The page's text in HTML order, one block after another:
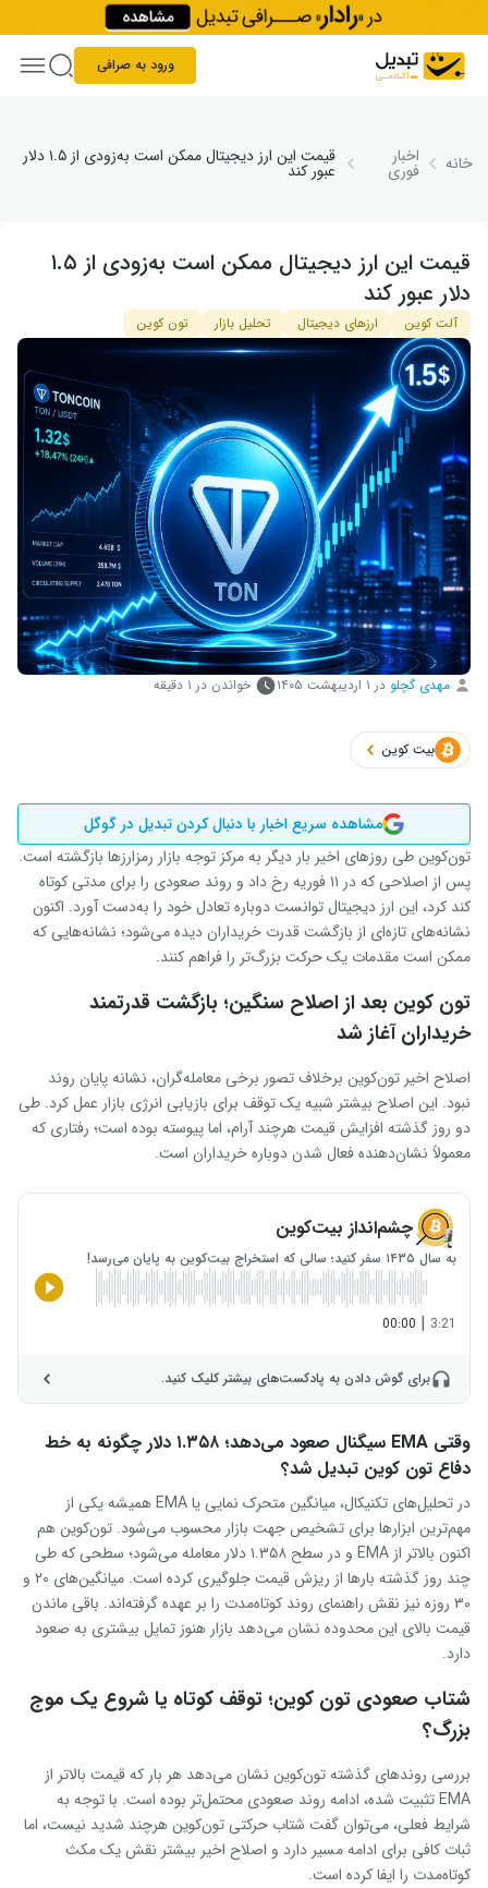
Skip to content
ورود به صرافی
خانه اخبار
فوری
قیمت این ارز دیجیتال ممکن است به‌زودی از ۱.۵ دلار
عبور کند
قیمت این ارز دیجیتال ممکن است به‌زودی از ۱.۵
دلار عبور کند
آلت کوین ارزهای دیجیتال تحلیل بازار تون کوین
مهدی گچلو در ۱ اردیبهشت ۱۴۰۵ خواندن در ۱ دقیقه
بیت کوین
مشاهده سریع اخبار با دنبال کردن تبدیل در گوگل
تون‌کوین طی روزهای اخیر بار دیگر به مرکز توجه بازار رمزارزها بازگشته است.
پس از اصلاحی که در ۱۱ فوریه رخ داد و روند صعودی را برای مدتی کوتاه
کند کرد، این ارز دیجیتال توانست دوباره تعادل خود را به‌دست آورد. اکنون
نشانه‌های تازه‌ای از بازگشت قدرت خریداران دیده می‌شود؛ نشانه‌هایی که
ممکن است مقدمات یک حرکت بزرگ‌تر را فراهم کنند.
تون‌ کوین بعد از اصلاح سنگین؛ بازگشت قدرتمند
خریداران آغاز شد
اصلاح اخیر تون‌کوین برخلاف تصور برخی معامله‌گران، نشانه پایان روند
نبود. این اصلاح بیشتر شبیه یک توقف برای بازیابی انرژی بازار عمل کرد. طی
دو روز گذشته افزایش قیمت هرچند آرام، اما پیوسته بوده است؛ رفتاری که
معمولاً نشان‌دهنده فعال شدن دوباره خریداران است.
چشم‌انداز بیت‌کوین
به سال ۱۴۳۵ سفر کنید؛ سالی که استخراج بیت‌کوین به پایان می‌رسد!
3:21
|
00:00
برای گوش دادن به پادکست‌های بیشتر کلیک کنید.
وقتی EMA سیگنال صعود می‌دهد؛ ۱.۳۵۸ دلار چگونه به خط
دفاع تون‌ کوین تبدیل شد؟
در تحلیل‌های تکنیکال، میانگین متحرک نمایی یا EMA همیشه یکی از
مهم‌ترین ابزارها برای تشخیص جهت بازار محسوب می‌شود. تون‌کوین هم
اکنون بالاتر از EMA و در سطح ۱.۳۵۸ دلار معامله می‌شود؛ سطحی که طی
چند روز گذشته بارها از ریزش قیمت جلوگیری کرده است. میانگین‌های ۲۰ و
۳۰ روزه نیز نقش راهنمای روند کوتاه‌مدت را بر عهده گرفته‌اند. باقی ماندن
قیمت بالای این محدوده نشان می‌دهد بازار هنوز تمایل بیشتری به صعود
دارد.
شتاب صعودی تون‌ کوین؛ توقف کوتاه یا شروع یک موج
بزرگ؟
بررسی روندهای گذشته تون‌کوین نشان می‌دهد هر بار که قیمت بالاتر از
EMA تثبیت شده، ادامه روند صعودی محتمل‌تر بوده است. با توجه به
شرایط فعلی، می‌توان گفت شتاب حرکتی تون‌کوین هرچند شدید نیست، اما
ثبات کافی برای ادامه مسیر دارد و اصلاح اخیر بیشتر نقش یک مکث
کوتاه‌مدت را ایفا کرده است.